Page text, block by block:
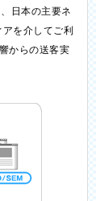
日本の主要ネ
を介してご利
からの送客実